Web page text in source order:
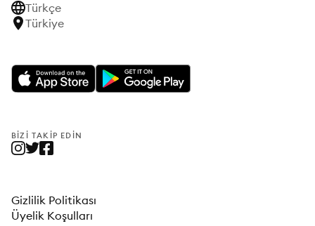
Türkçe
Türkiye
BIZI TAKIP EDIN
Gizlilik Politikası
Üyelik Koşulları